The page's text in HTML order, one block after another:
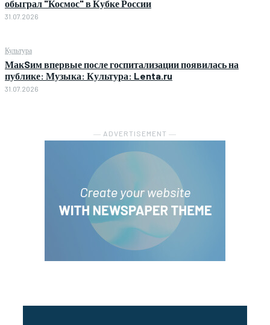
обыграл "Космос" в Кубке России
31.07.2026
Культура
МакSим впервые после госпитализации появилась на
публике: Музыка: Культура: Lenta.ru
31.07.2026
― ADVERTISEMENT ―